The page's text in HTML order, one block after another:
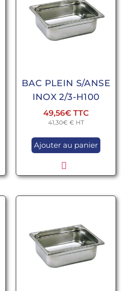
BAC PLEIN S/ANSE
INOX 2/3-H100
49,56€
41,30€ € HT
Ajouter au panier